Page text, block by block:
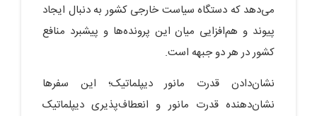
می‌دهد که دستگاه سیاست خارجی کشور به دنبال ایجاد
پیوند و هم‌افزایی میان این پرونده‌ها و پیشبرد منافع
کشور در هر دو جبهه است.
نشان‌دادن قدرت مانور دیپلماتیک؛ این سفرها
نشان‌دهنده قدرت مانور و انعطاف‌پذیری دیپلماتیک